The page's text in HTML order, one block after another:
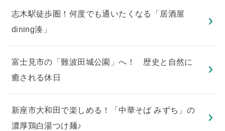
志木駅徒歩圏！何度でも通いたくなる「居酒屋
dining湊」
​富士見市の「難波田城公園」へ！ 歴史と自然に
癒される休日
新座市大和田で楽しめる！「中華そば みずち」の
濃厚鶏白湯つけ麺♪